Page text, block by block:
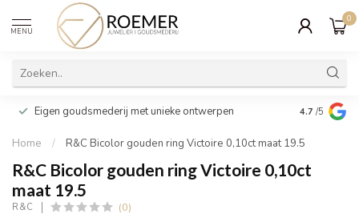
MENU
0
Eigen goudsmederij met unieke ontwerpen Wij
cadeau
4.7 /5
Home / R&C Bicolor gouden ring Victoire 0,10ct maat 19.5
R&C Bicolor gouden ring Victoire 0,10ct
maat 19.5
R&C (0)